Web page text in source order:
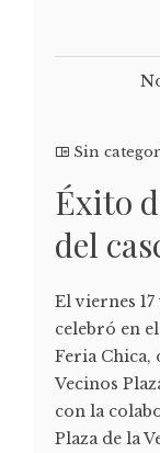
Sin
Éxito
del
El viernes 17
celebró en
Feria Chica,
Vecinos
con la
Plaza de la